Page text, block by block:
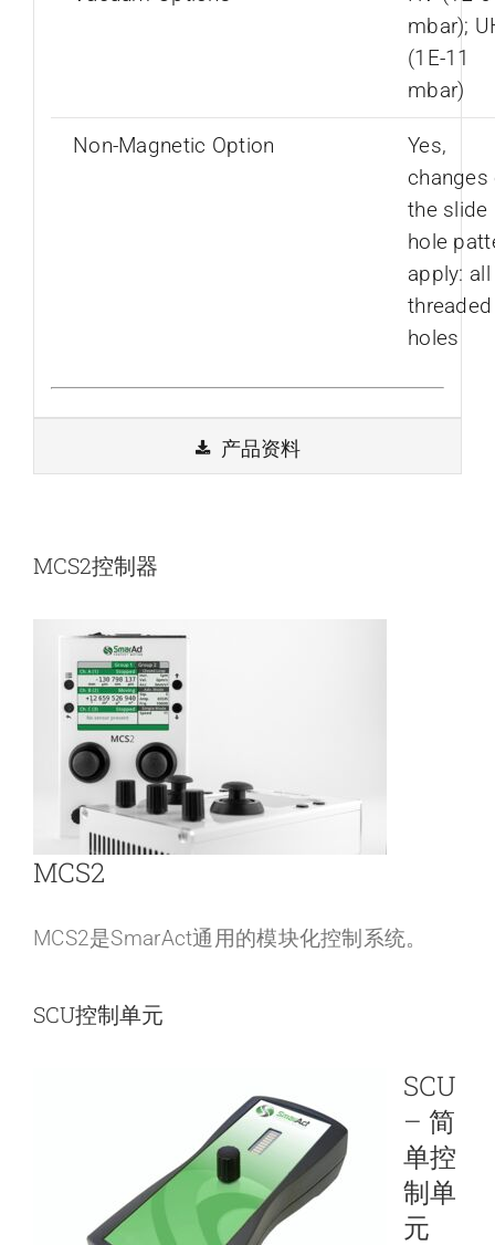
mbar);
(1E-11
mbar)
Non-Magnetic Option
Yes,
changes
the slide
hole
apply: all
threaded
holes
产品资料
MCS2控制器
MCS2
MCS2是SmarAct通用的模块化控制系统。
SCU控制单元
SCU
– 简
单控
制单
元